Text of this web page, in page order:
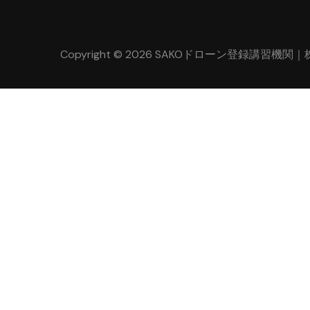
Copyright © 2026 SAKOドローン登録講習機関｜